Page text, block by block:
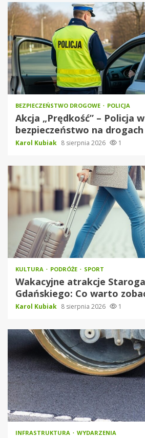
BEZPIECZEŃSTWO DROGOWE POLICJA
Akcja „Prędkość” – Policja
bezpieczeństwo na drogach
Karol Kubiak 8 sierpnia 2026 1
KULTURA PODRÓŻE SPORT
Wakacyjne atrakcje
Gdańskiego: Co warto
Karol Kubiak 8 sierpnia 2026 1
INFRASTRUKTURA WYDARZENIA